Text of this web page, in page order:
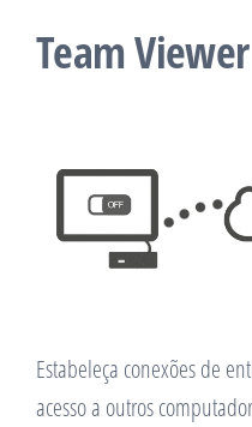
Team
Estabeleça conexões de
acesso a outros